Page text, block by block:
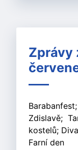
Zprávy
Zdislavě;
kostelů;
Farní den